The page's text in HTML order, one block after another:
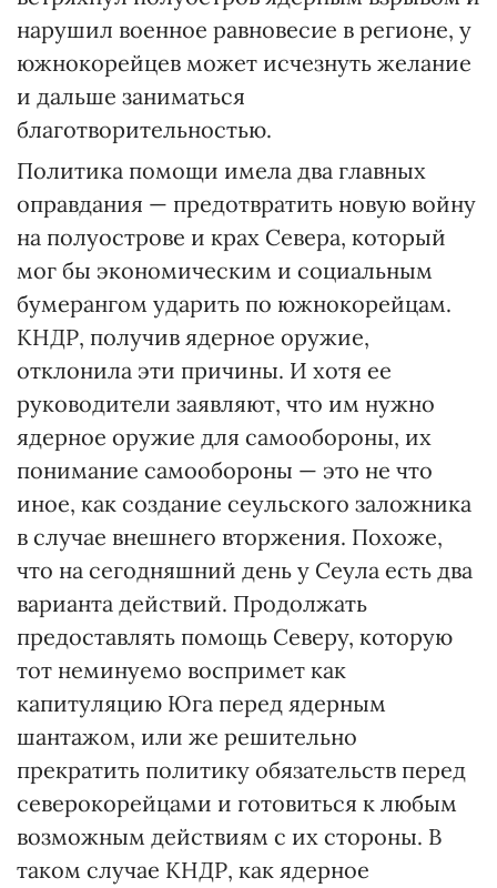
нарушил военное равновесие в регионе, у
южнокорейцев может исчезнуть желание
и дальше заниматься
благотворительностью.
Политика помощи имела два главных
оправдания — предотвратить новую войну
на полуострове и крах Севера, который
мог бы экономическим и социальным
бумерангом ударить по южнокорейцам.
КНДР, получив ядерное оружие,
отклонила эти причины. И хотя ее
руководители заявляют, что им нужно
ядерное оружие для самообороны, их
понимание самообороны — это не что
иное, как создание сеульского заложника
в случае внешнего вторжения. Похоже,
что на сегодняшний день у Сеула есть два
варианта действий. Продолжать
предоставлять помощь Северу, которую
тот неминуемо воспримет как
капитуляцию Юга перед ядерным
шантажом, или же решительно
прекратить политику обязательств перед
северокорейцами и готовиться к любым
возможным действиям с их стороны. В
таком случае КНДР, как ядерное